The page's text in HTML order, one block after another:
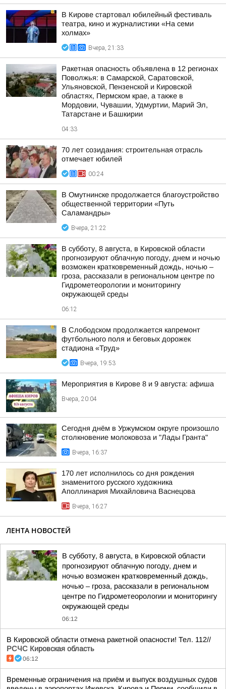
В Кирове стартовал юбилейный фестиваль
театра, кино и журналистики «На семи
холмах»
Вчера, 21:33
Ракетная опасность объявлена в 12 регионах
Поволжья: в Самарской, Саратовской,
Ульяновской, Пензенской и Кировской
областях, Пермском крае, а также в
Мордовии, Чувашии, Удмуртии, Марий Эл,
Татарстане и Башкирии
04:33
70 лет созидания: строительная отрасль
отмечает юбилей
00:24
В Омутнинске продолжается благоустройство
общественной территории «Путь
Саламандры»
Вчера, 21:22
В субботу, 8 августа, в Кировской области
прогнозируют облачную погоду, днем и ночью
возможен кратковременный дождь, ночью –
гроза, рассказали в региональном центре по
Гидрометеорологии и мониторингу
окружающей среды
06:12
В Слободском продолжается капремонт
футбольного поля и беговых дорожек
стадиона «Труд»
Вчера, 19:53
Мероприятия в Кирове 8 и 9 августа: афиша
Вчера, 20:04
Сегодня днём в Уржумском округе произошло
столкновение молоковоза и "Лады Гранта"
Вчера, 16:37
170 лет исполнилось со дня рождения
знаменитого русского художника
Аполлинария Михайловича Васнецова
Вчера, 16:27
ЛЕНТА НОВОСТЕЙ
В субботу, 8 августа, в Кировской области
прогнозируют облачную погоду, днем и
ночью возможен кратковременный дождь,
ночью – гроза, рассказали в региональном
центре по Гидрометеорологии и мониторингу
окружающей среды
06:12
В Кировской области отмена ракетной опасности! Тел. 112//
РСЧС Кировская область
06:12
Временные ограничения на приём и выпуск воздушных судов